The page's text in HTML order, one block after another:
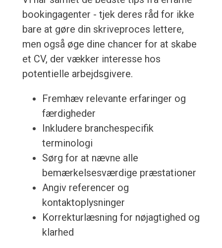
bookingagenter - tjek deres råd for ikke
bare at gøre din skriveproces lettere,
men også øge dine chancer for at skabe
et CV, der vækker interesse hos
potentielle arbejdsgivere.
Fremhæv relevante erfaringer og
færdigheder
Inkludere branchespecifik
terminologi
Sørg for at nævne alle
bemærkelsesværdige præstationer
Angiv referencer og
kontaktoplysninger
Korrekturlæsning for nøjagtighed og
klarhed